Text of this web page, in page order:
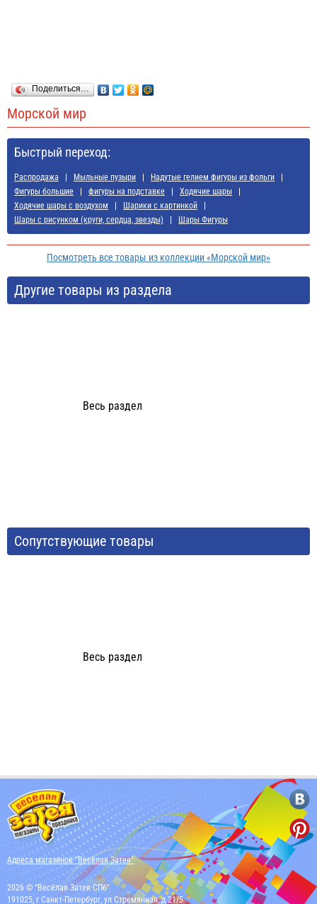
Поделиться…
Морской мир
Быстрый переход:
Распродажа Мыльные пузыри
Надутые гелием фигуры из фольги
Фигуры большие
фигуры на подставке
Ходячие шары
Ходячие шары с воздухом
Шарики с картинкой
Шары с рисунком (круги, сердца, звезды)
Шары Фигуры
Посмотреть все товары из коллекции «Морской мир»
Другие товары из раздела
Весь раздел
Сопутствующие товары
Весь раздел
Адреса магазинов "Весёлая Затея"
2026 © "Весёлая Затея СПб"
191025, г Санкт-Петербург, ул Стремянная, д 21/5